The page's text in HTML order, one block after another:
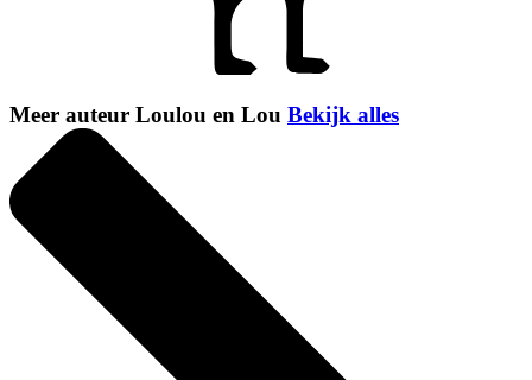
Meer auteur Loulou en Lou Bekijk alles